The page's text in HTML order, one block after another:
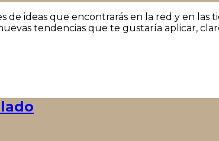
ideas que encontrarás en la red y en las
tendencias que te gustaría aplicar,